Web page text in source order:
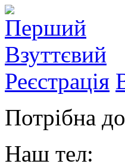
Реєстрація
Потрібна
Наш тел: